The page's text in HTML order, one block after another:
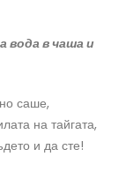
вода в чаша и
саше,
на тайгата,
и да сте!